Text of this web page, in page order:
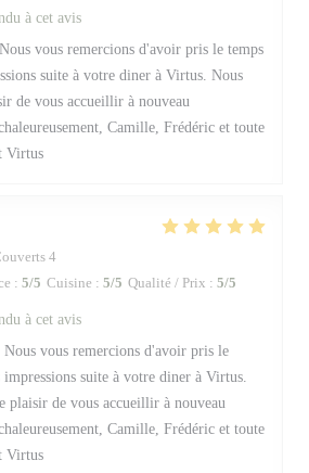
à cet avis
vous remercions d'avoir pris le temps
suite à votre diner à Virtus. Nous
de vous accueillir à nouveau
Camille, Frédéric et toute
Virtus
4
: 5/5 Cuisine : 5/5 Qualité / Prix : 5/5
à cet avis
vous remercions d'avoir pris le
impressions suite à votre diner à Virtus.
plaisir de vous accueillir à nouveau
Camille, Frédéric et toute
Virtus